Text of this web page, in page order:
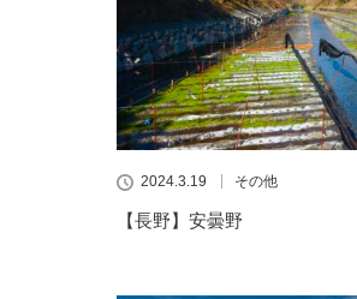
2024.3.19 その他
【長野】安曇野